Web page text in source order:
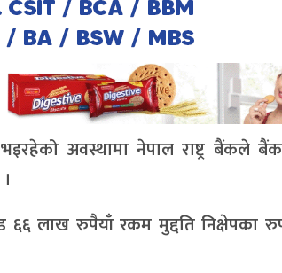
अवस्थामा नेपाल राष्ट्र बैंकले बैंक
लाख रुपैयाँ रकम मुद्दति निक्षेपका